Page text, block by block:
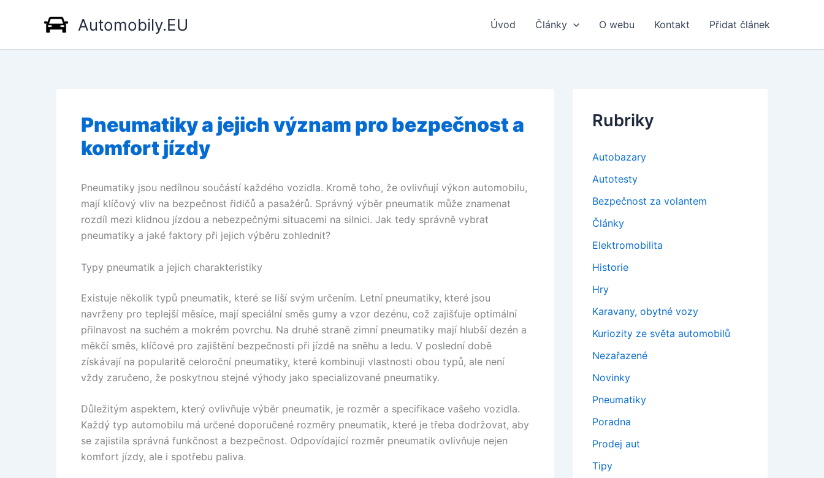
Automobily.EU Úvod Články O webu Kontakt Přidat článek
Pneumatiky a jejich význam pro bezpečnost a
komfort jízdy
Pneumatiky jsou nedílnou součástí každého vozidla. Kromě toho, že ovlivňují výkon automobilu,
mají klíčový vliv na bezpečnost řidičů a pasažérů. Správný výběr pneumatik může znamenat
rozdíl mezi klidnou jízdou a nebezpečnými situacemi na silnici. Jak tedy správně vybrat
pneumatiky a jaké faktory při jejich výběru zohlednit?
Typy pneumatik a jejich charakteristiky
Existuje několik typů pneumatik, které se liší svým určením. Letní pneumatiky, které jsou
navrženy pro teplejší měsíce, mají speciální směs gumy a vzor dezénu, což zajišťuje optimální
přilnavost na suchém a mokrém povrchu. Na druhé straně zimní pneumatiky mají hlubší dezén a
měkčí směs, klíčové pro zajištění bezpečnosti při jízdě na sněhu a ledu. V poslední době
získávají na popularitě celoroční pneumatiky, které kombinuji vlastnosti obou typů, ale není
vždy zaručeno, že poskytnou stejné výhody jako specializované pneumatiky.
Důležitým aspektem, který ovlivňuje výběr pneumatik, je rozměr a specifikace vašeho vozidla.
Každý typ automobilu má určené doporučené rozměry pneumatik, které je třeba dodržovat, aby
se zajistila správná funkčnost a bezpečnost. Odpovídající rozměr pneumatik ovlivňuje nejen
komfort jízdy, ale i spotřebu paliva.
Rubriky
Autobazary
Autotesty
Bezpečnost za volantem
Články
Elektromobilita
Historie
Hry
Karavany, obytné vozy
Kuriozity ze světa automobilů
Nezařazené
Novinky
Pneumatiky
Poradna
Prodej aut
Tipy